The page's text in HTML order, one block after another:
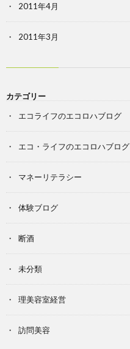
2011年4月
2011年3月
カテゴリー
エコライフのエコロハブログ
エコ・ライフのエコロハブログ
マネーリテラシー
体験ブログ
断酒
未分類
理美容室経営
訪問美容